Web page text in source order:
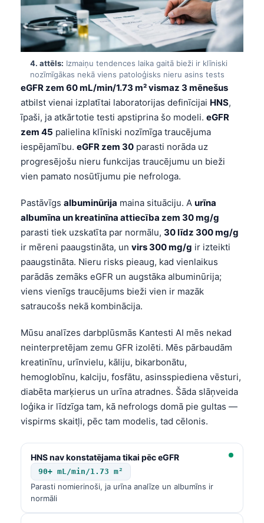
4. attēls: Izmaiņu tendences laika gaitā bieži ir klīniski
nozīmīgākas nekā viens patoloģisks nieru asins tests
eGFR zem 60 mL/min/1.73 m² vismaz 3 mēnešus
atbilst vienai izplatītai laboratorijas definīcijai HNS,
īpaši, ja atkārtotie testi apstiprina šo modeli. eGFR
zem 45 palielina klīniski nozīmīga traucējuma
iespējamību. eGFR zem 30 parasti norāda uz
progresējošu nieru funkcijas traucējumu un bieži
vien pamato nosūtījumu pie nefrologa.
Pastāvīgs albuminūrija maina situāciju. A urīna
albumīna un kreatinīna attiecība zem 30 mg/g
parasti tiek uzskatīta par normālu, 30 līdz 300 mg/g
ir mēreni paaugstināta, un virs 300 mg/g ir izteikti
paaugstināta. Nieru risks pieaug, kad vienlaikus
parādās zemāks eGFR un augstāka albuminūrija;
viens vienīgs traucējums bieži vien ir mazāk
satraucošs nekā kombinācija.
Mūsu analīzes darbplūsmās Kantesti AI mēs nekad
neinterpretējam zemu GFR izolēti. Mēs pārbaudām
kreatinīnu, urīnvielu, kāliju, bikarbonātu,
hemoglobīnu, kalciju, fosfātu, asinsspiediena vēsturi,
diabēta marķierus un urīna atradnes. Šāda slāņveida
loģika ir līdzīga tam, kā nefrologs domā pie gultas —
vispirms skaitļi, pēc tam modelis, tad cēlonis.
HNS nav konstatējama tikai pēc eGFR
90+ mL/min/1.73 m²
Parasti nomierinoši, ja urīna analīze un albumīns ir
normāli